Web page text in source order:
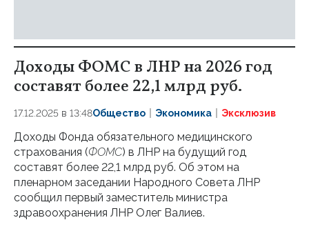
Доходы ФОМС в ЛНР на 2026 год
составят более 22,1 млрд руб.
17.12.2025 в 13:48Общество Экономика Эксклюзив
Доходы Фонда обязательного медицинского
страхования (ФОМС) в ЛНР на будущий год
составят более 22,1 млрд руб. Об этом на
пленарном заседании Народного Совета ЛНР
сообщил первый заместитель министра
здравоохранения ЛНР Олег Валиев.